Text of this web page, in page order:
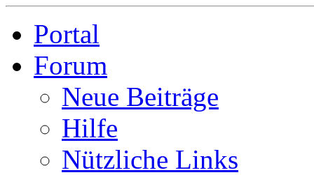
Portal
Forum
Neue Beiträge
Hilfe
Nützliche Links